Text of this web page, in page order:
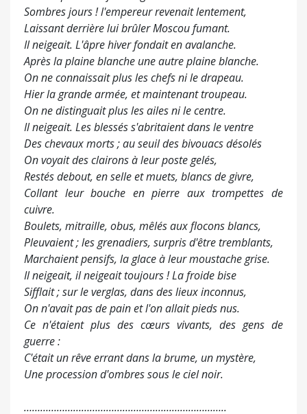
Sombres jours ! l'empereur revenait lentement,
Laissant derrière lui brûler Moscou fumant.
Il neigeait. L'âpre hiver fondait en avalanche.
Après la plaine blanche une autre plaine blanche.
On ne connaissait plus les chefs ni le drapeau.
Hier la grande armée, et maintenant troupeau.
On ne distinguait plus les ailes ni le centre.
Il neigeait. Les blessés s'abritaient dans le ventre
Des chevaux morts ; au seuil des bivouacs désolés
On voyait des clairons à leur poste gelés,
Restés debout, en selle et muets, blancs de givre,
Collant leur bouche en pierre aux trompettes de
cuivre.
Boulets, mitraille, obus, mêlés aux flocons blancs,
Pleuvaient ; les grenadiers, surpris d'être tremblants,
Marchaient pensifs, la glace à leur moustache grise.
Il neigeait, il neigeait toujours ! La froide bise
Sifflait ; sur le verglas, dans des lieux inconnus,
On n'avait pas de pain et l'on allait pieds nus.
Ce n'étaient plus des cœurs vivants, des gens de
guerre :
C'était un rêve errant dans la brume, un mystère,
Une procession d'ombres sous le ciel noir.
………………………………………………………………..